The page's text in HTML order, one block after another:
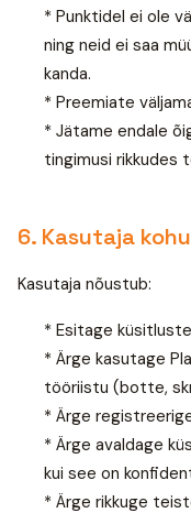
* Punktidel ei ole
ning neid ei saa
kanda.
* Preemiate
* Jätame endale
tingimusi rikkudes
6. Kasutaja
Kasutaja nõustub:
* Esitage
* Ärge kasutage
tööriistu (botte,
* Ärge
* Ärge avaldage
kui see on
* Ärge rikkuge